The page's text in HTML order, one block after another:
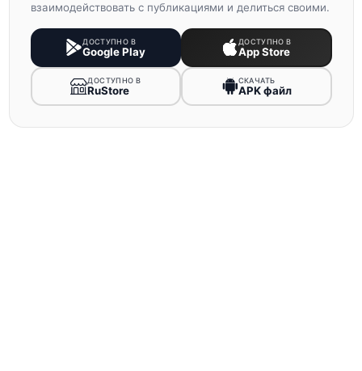
взаимодействовать с публикациями и делиться своими.
ДОСТУПНО В
Google Play
ДОСТУПНО В
App Store
ДОСТУПНО В
RuStore
СКАЧАТЬ
APK файл